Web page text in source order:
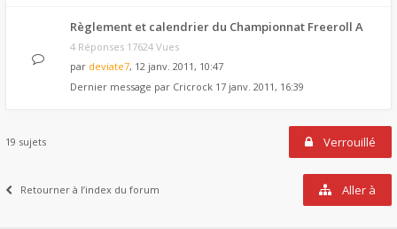
Règlement et calendrier du Championnat Freeroll A
4 Réponses 17624 Vues
par deviate7, 12 janv. 2011, 10:47
Dernier message par Cricrock 17 janv. 2011, 16:39
Verrouillé
19 sujets
Retourner à l’index du forum Aller à